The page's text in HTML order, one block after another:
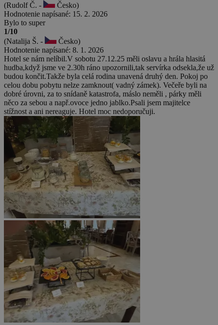
(Rudolf Č. -
Česko)
Hodnotenie napísané: 15. 2. 2026
Bylo to super
1/10
(Natalija Š. -
Česko)
Hodnotenie napísané: 8. 1. 2026
Hotel se nám nelíbil.V sobotu 27.12.25 měli oslavu a hrála hlasitá
hudba,když jsme ve 2.30h ráno upozornili,tak servírka odsekla,že už
budou končit.Takže byla celá rodina unavená druhý den. Pokoj po
celou dobu pobytu nelze zamknout( vadný zámek). Večeře byli na
dobré úrovni, za to snídaně katastrofa, máslo neměli , párky měli
něco za sebou a např.ovoce jedno jablko.Psali jsem majitelce
stížnost a ani nereaguje. Hotel moc nedoporučuji.